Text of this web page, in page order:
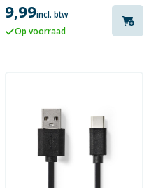
METER
9,99incl. btw
Op voorraad